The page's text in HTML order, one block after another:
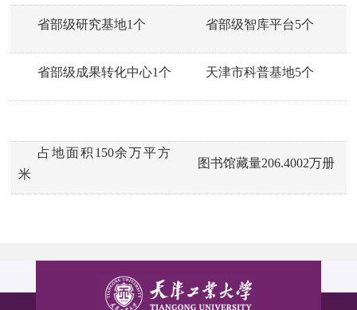
省部级研究基地1个 省部级智库平台5个
省部级成果转化中心1个 天津市科普基地5个
占地面积150余万平方
米
图书馆藏量206.4002万册